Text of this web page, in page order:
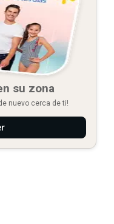
su zona
nuevo cerca de ti!